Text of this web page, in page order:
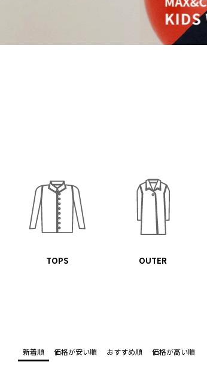
TOPS OUTER
新着順 価格が安い順 おすすめ順 価格が高い順